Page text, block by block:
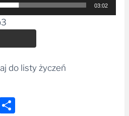
03:02
do listy życzeń